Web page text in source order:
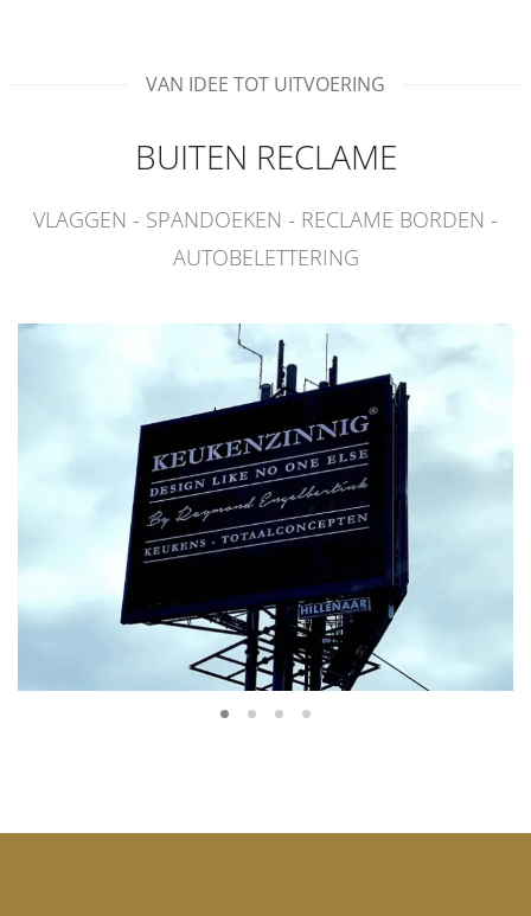
VAN IDEE TOT UITVOERING
BUITEN RECLAME
VLAGGEN - SPANDOEKEN - RECLAME BORDEN -
AUTOBELETTERING